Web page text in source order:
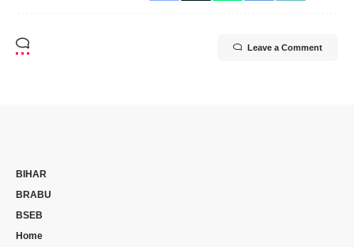
Leave a Comment
BIHAR
BRABU
BSEB
Home